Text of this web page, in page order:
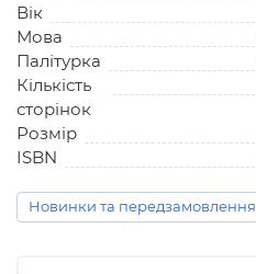
Вік
Мова
Палітурка
Кількість
сторінок
Розмір
ISBN
Новинки та передзамовлення